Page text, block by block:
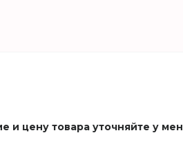
и цену товара уточняйте у